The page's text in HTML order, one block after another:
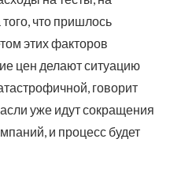
что пришлось
этих факторов
цен делают ситуацию
говорит
уже идут сокращения
и процесс будет